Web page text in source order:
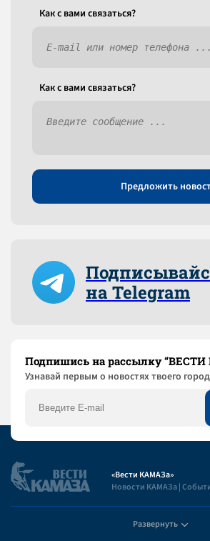
Как c вами связаться?
Как c вами связаться?
Предложить
на Telegram
Подпишись на рассылку
Узнaвай первым о новостях твоего
«Вести КАМАЗа»
Новости КАМАЗа |
Развернуть